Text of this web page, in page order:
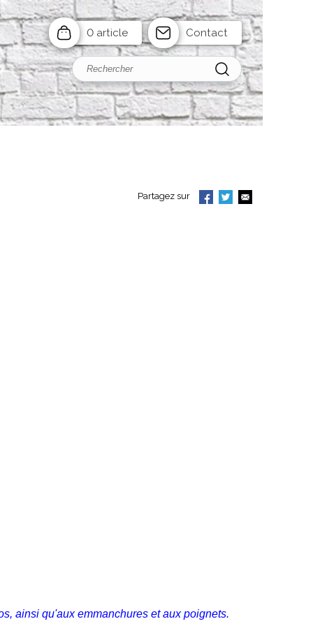
0 article Contact
Partagez sur
ainsi qu'aux emmanchures et aux poignets.